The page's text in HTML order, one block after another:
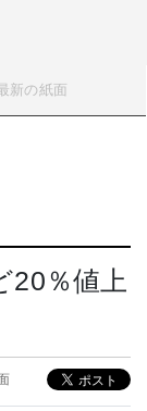
新の紙面
20％値上